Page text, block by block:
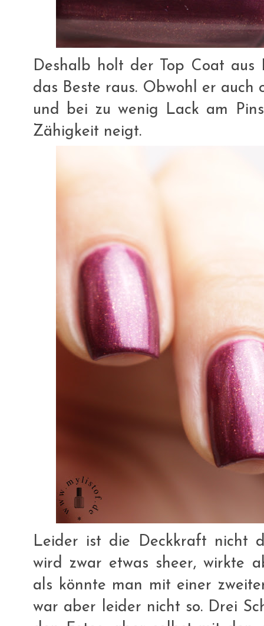
Deshalb holt der Top Coat aus
das Beste raus. Obwohl er auch
und bei zu wenig Lack am
Zähigkeit neigt.
Leider ist die Deckkraft nicht
wird zwar etwas sheer, wirkte
als könnte man mit einer
war aber leider nicht so. Drei